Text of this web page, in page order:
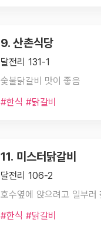
9. 산촌식당
달전리 131-1
숯불닭갈비 맛이 좋음
#한식 #닭갈비
11. 미스터닭갈비
달전리 106-2
호수옆에 앉으려고 일부러
#한식 #닭갈비